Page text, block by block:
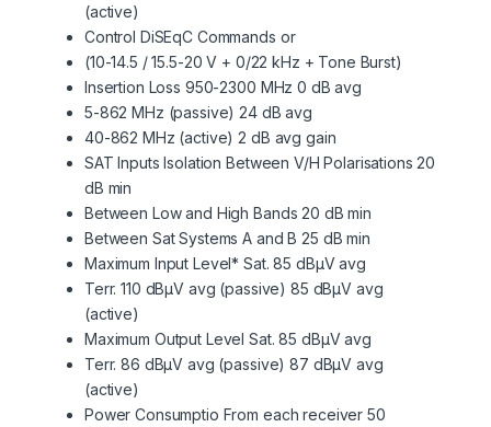
(active)
Control DiSEqC Commands or
(10-14.5 / 15.5-20 V + 0/22 kHz + Tone Burst)
Insertion Loss 950-2300 MHz 0 dB avg
5-862 MHz (passive) 24 dB avg
40-862 MHz (active) 2 dB avg gain
SAT Inputs Isolation Between V/H Polarisations 20
dB min
Between Low and High Bands 20 dB min
Between Sat Systems A and B 25 dB min
Maximum Input Level* Sat. 85 dBµV avg
Terr. 110 dBµV avg (passive) 85 dBµV avg
(active)
Maximum Output Level Sat. 85 dBµV avg
Terr. 86 dBµV avg (passive) 87 dBµV avg
(active)
Power Consumptio From each receiver 50